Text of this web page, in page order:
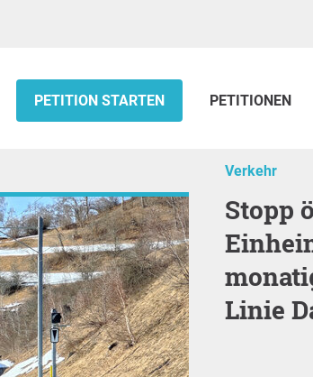
PETITION STARTEN PETITIONEN
Verkehr
Stopp öV-Kahlschlag für
Linie